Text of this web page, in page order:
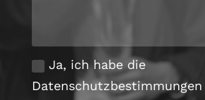
Ja, ich habe die
Datenschutzbestimmungen